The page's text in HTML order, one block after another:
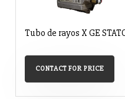
Tubo de rayos X GE
CONTACT FOR PRICE